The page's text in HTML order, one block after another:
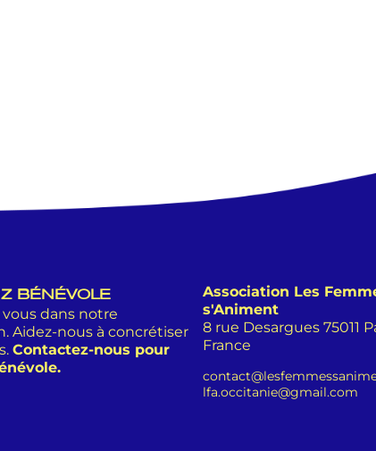
BÉNÉVOLE
dans notre
Aidez-nous à concrétiser
Contactez-nous pour
Association Les
s'Animent
8 rue Desargues 75011
France
lfa.occitanie@gmail.com